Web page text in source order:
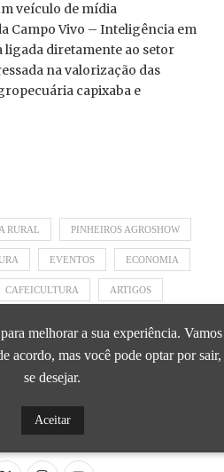
veículo de mídia
Campo Vivo – Inteligência em
diretamente ao setor
na valorização das
capixaba e
RURAL PINHEIROS AGROSHOW
EVENTOS ECONOMIA
CAFEICULTURA ARTIGOS
melhorar a sua experiência. Vamos
acordo, mas você pode optar por sair,
se desejar.
Aceitar